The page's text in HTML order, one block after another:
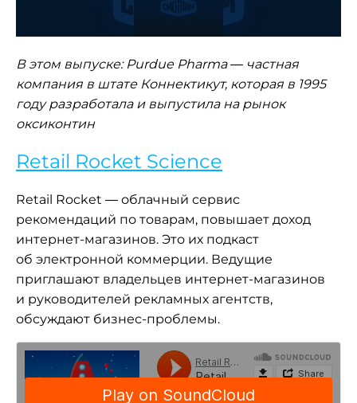
В этом выпуске: Purdue Pharma — частная
компания в штате Коннектикут, которая в 1995
году разработала и выпустила на рынок
оксиконтин
Retail Rocket Science
Retail Rocket — облачный сервис
рекомендаций по товарам, повышает доход
интернет-магазинов. Это их подкаст
об электронной коммерции. Ведущие
приглашают владельцев интернет-магазинов
и руководителей рекламных агентств,
обсуждают бизнес-проблемы.